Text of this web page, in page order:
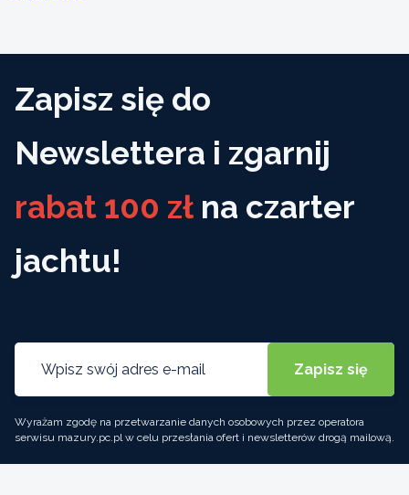
Zapisz się do
Newslettera i zgarnij
rabat 100 zł na czarter
jachtu!
Wyrażam zgodę na przetwarzanie danych osobowych przez operatora
serwisu mazury.pc.pl w celu przesłania ofert i newsletterów drogą mailową.